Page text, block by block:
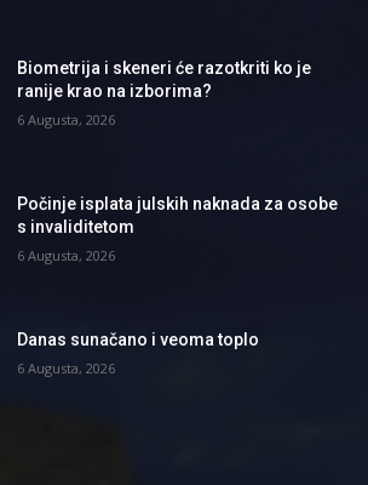
Biometrija i skeneri će razotkriti ko je
ranije krao na izborima?
6 Augusta, 2026
Počinje isplata julskih naknada za osobe
s invaliditetom
6 Augusta, 2026
Danas sunačano i veoma toplo
6 Augusta, 2026